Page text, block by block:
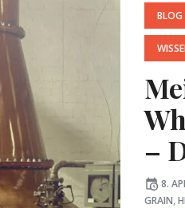
BLOG
–
on
8.
GRAIN,